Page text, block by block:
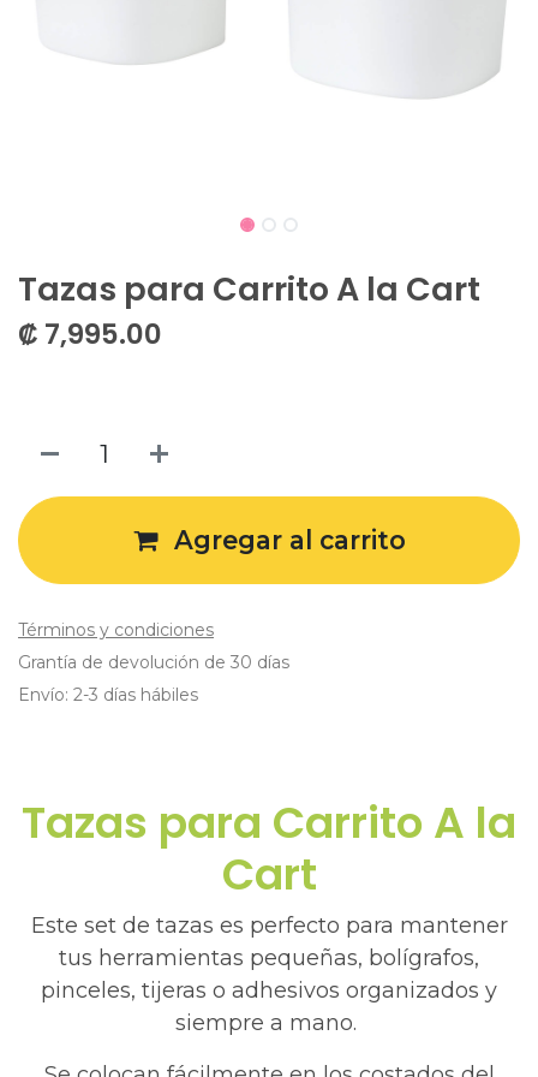
Tazas para Carrito A la Cart
₡ 7,995.00
Agregar al carrito
Términos y condiciones
Grantía de devolución de 30 días
Envío: 2-3 días hábiles
Tazas para Carrito A la
Cart
Este set de tazas es perfecto para mantener
tus herramientas pequeñas, bolígrafos,
pinceles, tijeras o adhesivos organizados y
siempre a mano.